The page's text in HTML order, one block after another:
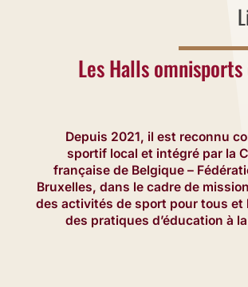
Les Halls omnisports
Depuis 2021, il est reconnu
sportif local et intégré par la
française de Belgique –
Bruxelles, dans le cadre de
des activités de sport pour tous et
des pratiques d’éducation à